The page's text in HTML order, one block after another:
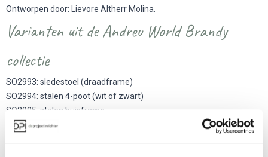
Ontworpen door: Lievore Altherr Molina.
Varianten uit de Andreu World Brandy
collectie
SO2993: sledestoel (draadframe)
SO2994: stalen 4-poot (wit of zwart)
SO2995: stalen buisframe
SO2996: houten 4-poot